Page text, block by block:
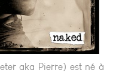
aka Pierre) est né à